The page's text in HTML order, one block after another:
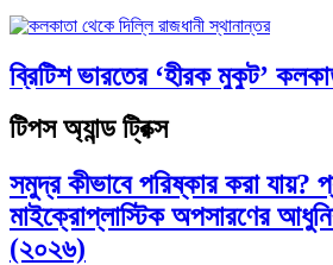
আন্তর্জাতিক প্রতিবেদন: এশিয়া
ব্রিটিশ ভারতের ‘হীরক মুকুট’
টিপস অ্যান্ড ট্রিক্স
সমুদ্র কীভাবে পরিষ্কার করা যায়?
মাইক্রোপ্লাস্টিক অপসারণের
(২০২৬)